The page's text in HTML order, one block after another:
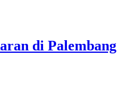
di Palembang